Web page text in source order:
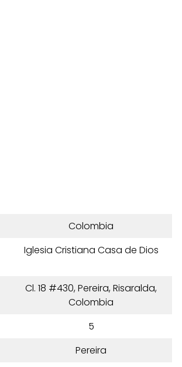
Colombia
Iglesia Cristiana Casa de Dios
Cl. 18 #430, Pereira, Risaralda,
Colombia
5
Pereira